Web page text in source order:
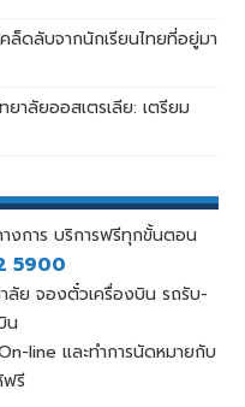
คล็ดลับจากนักเรียนไทยที่อยู่มา
าลัยออสเตรเลีย: เตรียม
งการ บริการฟรีทุกขั้นตอน
5900
ลัย จองตั๋วเครื่องบิน รถรับ-
น
line และทำการนัดหมายกับ
ฟรี